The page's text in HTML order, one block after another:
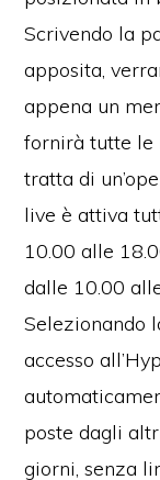
Scrivendo la
apposita,
appena un
fornirà tutte le
tratta di
live è attiva
10.00 alle
dalle 10.00
Selezionando
accesso
poste dagli
giorni, senza